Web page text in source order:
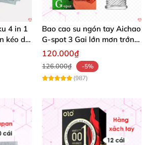
4 in 1
kéo dài
Bao cao su ngón tay Aichao
G-spot 3 Gai lớn mơn trớn
cực phê
120.000₫
126.000₫
-5%
(987)